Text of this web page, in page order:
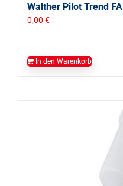
Walther Pilot Trend FA
0,00 €
In den Warenkorb